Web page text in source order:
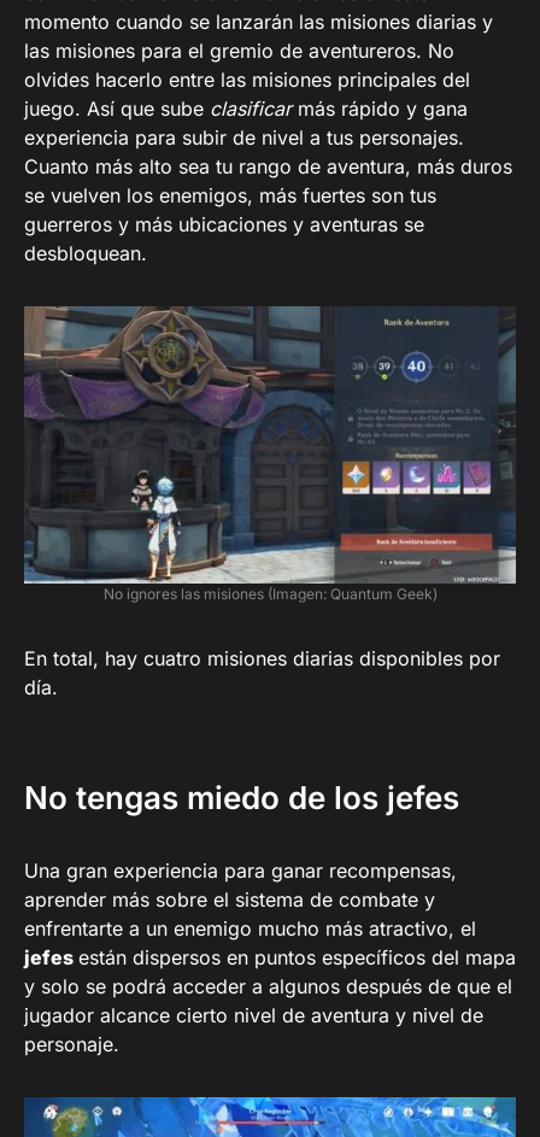
momento cuando se lanzarán las misiones diarias y
las misiones para el gremio de aventureros. No
olvides hacerlo entre las misiones principales del
juego. Así que sube clasificar más rápido y gana
experiencia para subir de nivel a tus personajes.
Cuanto más alto sea tu rango de aventura, más duros
se vuelven los enemigos, más fuertes son tus
guerreros y más ubicaciones y aventuras se
desbloquean.
No ignores las misiones (Imagen: Quantum Geek)
En total, hay cuatro misiones diarias disponibles por
día.
No tengas miedo de los jefes
Una gran experiencia para ganar recompensas,
aprender más sobre el sistema de combate y
enfrentarte a un enemigo mucho más atractivo, el
jefes están dispersos en puntos específicos del mapa
y solo se podrá acceder a algunos después de que el
jugador alcance cierto nivel de aventura y nivel de
personaje.